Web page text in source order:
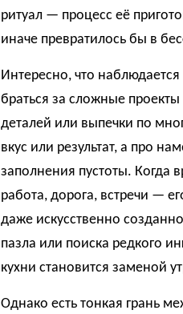
ритуал — процесс её
иначе превратилось бы в
Интересно, что
браться за сложные
деталей или выпечки по
вкус или результат, а про
заполнения пустоты. Когда
работа, дорога, встречи —
даже искусственно
пазла или поиска редкого
кухни становится заменой
Однако есть тонкая грань